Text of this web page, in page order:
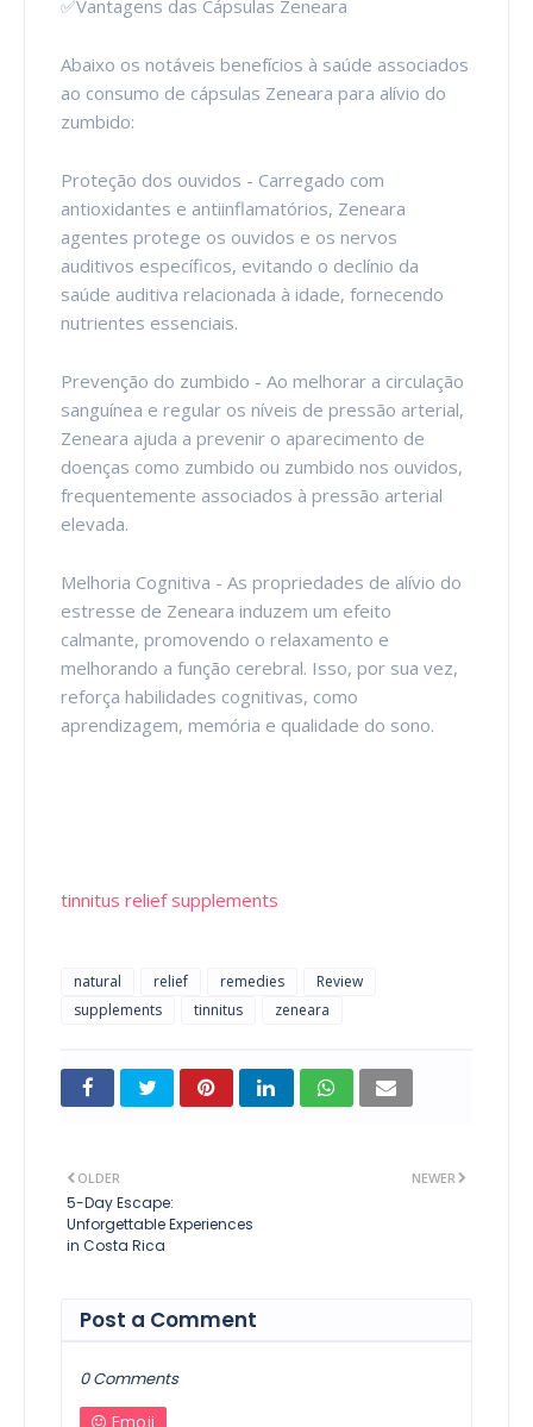
✅Vantagens das Cápsulas Zeneara
Abaixo os notáveis ​​benefícios à saúde associados
ao consumo de cápsulas Zeneara para alívio do
zumbido:
Proteção dos ouvidos - Carregado com
antioxidantes e antiinflamatórios, Zeneara
agentes protege os ouvidos e os nervos
auditivos específicos, evitando o declínio da
saúde auditiva relacionada à idade, fornecendo
nutrientes essenciais.
Prevenção do zumbido - Ao melhorar a circulação
sanguínea e regular os níveis de pressão arterial,
Zeneara ajuda a prevenir o aparecimento de
doenças como zumbido ou zumbido nos ouvidos,
frequentemente associados à pressão arterial
elevada.
Melhoria Cognitiva - As propriedades de alívio do
estresse de Zeneara induzem um efeito
calmante, promovendo o relaxamento e
melhorando a função cerebral. Isso, por sua vez,
reforça habilidades cognitivas, como
aprendizagem, memória e qualidade do sono.
tinnitus relief supplements
natural relief remedies
Review
supplements
tinnitus zeneara
NEWER
OLDER
5-Day Escape:
Unforgettable Experiences
in Costa Rica
Post a Comment
0 Comments
Emoji